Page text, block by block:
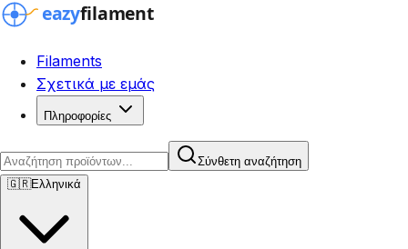
Filaments
Σχετικά με εμάς
Πληροφορίες
Σύνθετη αναζήτηση
🇬🇷Ελληνικά